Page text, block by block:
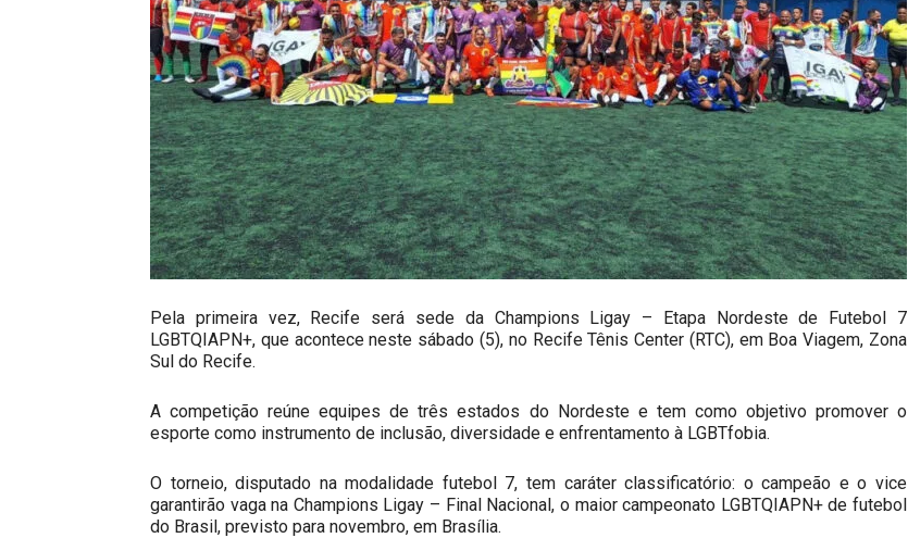
Pela primeira vez, Recife será sede da Champions Ligay – Etapa Nordeste de Futebol 7
LGBTQIAPN+, que acontece neste sábado (5), no Recife Tênis Center (RTC), em Boa Viagem, Zona
Sul do Recife.
A competição reúne equipes de três estados do Nordeste e tem como objetivo promover o
esporte como instrumento de inclusão, diversidade e enfrentamento à LGBTfobia.
O torneio, disputado na modalidade futebol 7, tem caráter classificatório: o campeão e o vice
garantirão vaga na Champions Ligay – Final Nacional, o maior campeonato LGBTQIAPN+ de futebol
do Brasil, previsto para novembro, em Brasília.